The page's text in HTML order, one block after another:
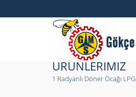
ÜRÜNLERİMİZ
1 Radyanlı Döner Ocağı LPG